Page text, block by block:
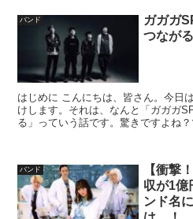
バンド
ガガガ
つなが
はじめに こんにちは、皆さん。今日
けします。それは、なんと「ガガガ
る」っていう話です。驚きですよね
バンド
【衝撃
収が1億
ンド名